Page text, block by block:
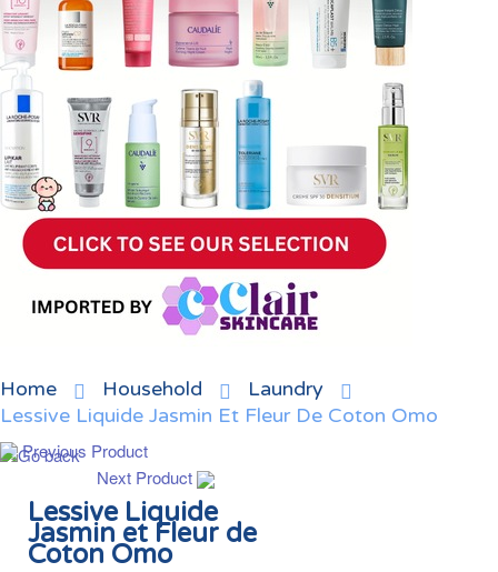
Home Household
Laundry
Lessive Liquide Jasmin Et Fleur De Coton Omo
Previous Product
Next Product
Lessive Liquide
Jasmin et Fleur de
Coton Omo